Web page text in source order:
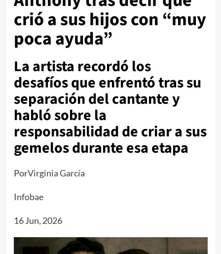
crió a sus hijos con “muy
poca ayuda”
La artista recordó los
desafíos que enfrentó tras su
separación del cantante y
habló sobre la
responsabilidad de criar a sus
gemelos durante esa etapa
PorVirginia García
Infobae
16 Jun, 2026